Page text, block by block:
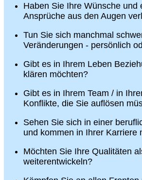
Haben Sie Ihre Wünsche und
Ansprüche aus den Augen
Tun Sie sich manchmal
Veränderungen - persönlich
Gibt es in Ihrem Leben
klären möchten?
Gibt es in Ihrem Team / in
Konflikte, die Sie auflösen
Sehen Sie sich in einer
und kommen in Ihrer Karriere
Möchten Sie Ihre Qualitäten
weiterentwickeln?